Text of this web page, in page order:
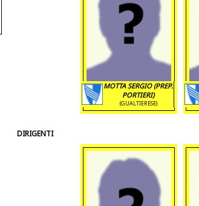
MOTTA SERGIO (PREP.
PORTIERI)
(GUALTIERESE)
DIRIGENTI